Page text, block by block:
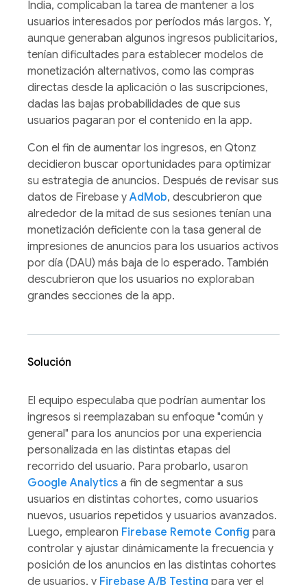
India, complicaban la tarea de mantener a los
usuarios interesados por períodos más largos. Y,
aunque generaban algunos ingresos publicitarios,
tenían dificultades para establecer modelos de
monetización alternativos, como las compras
directas desde la aplicación o las suscripciones,
dadas las bajas probabilidades de que sus
usuarios pagaran por el contenido en la app.
Con el fin de aumentar los ingresos, en Qtonz
decidieron buscar oportunidades para optimizar
su estrategia de anuncios. Después de revisar sus
datos de Firebase y AdMob, descubrieron que
alrededor de la mitad de sus sesiones tenían una
monetización deficiente con la tasa general de
impresiones de anuncios para los usuarios activos
por día (DAU) más baja de lo esperado. También
descubrieron que los usuarios no exploraban
grandes secciones de la app.
Solución
El equipo especulaba que podrían aumentar los
ingresos si reemplazaban su enfoque "común y
general" para los anuncios por una experiencia
personalizada en las distintas etapas del
recorrido del usuario. Para probarlo, usaron
Google Analytics a fin de segmentar a sus
usuarios en distintas cohortes, como usuarios
nuevos, usuarios repetidos y usuarios avanzados.
Luego, emplearon Firebase Remote Config para
controlar y ajustar dinámicamente la frecuencia y
posición de los anuncios en las distintas cohortes
de usuarios, y Firebase A/B Testing para ver el